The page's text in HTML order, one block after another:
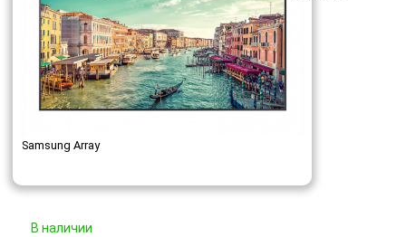
Samsung Array
В наличии